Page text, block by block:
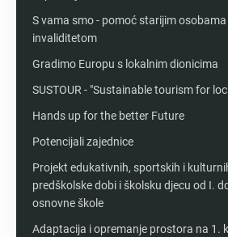
S vama smo - pomoć starijim
invaliditetom
Gradimo Europu s lokalnim dionicima
SUSTOUR - "Sustainable tourism for
Hands up for the better Future
Potencijali zajednice
Projekt edukativnih, sportskih i
predškolske dobi i školsku djecu od I.
osnovne škole
Adaptacija i opremanje prostora na 1.